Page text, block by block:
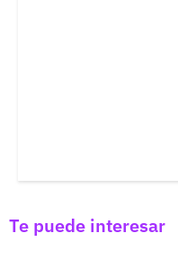
Te puede interesar